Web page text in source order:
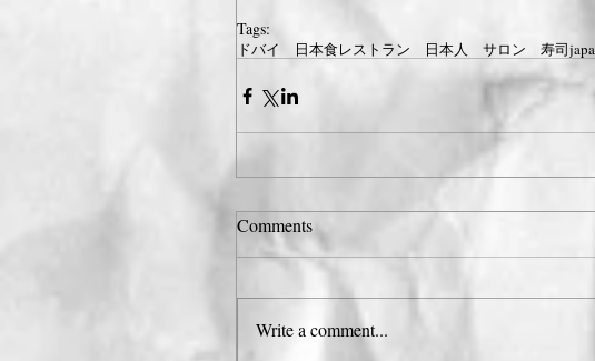
Tags:
ドバイ 日本食レストラン 日本人 サロン 寿司
Comments
Write a comment...